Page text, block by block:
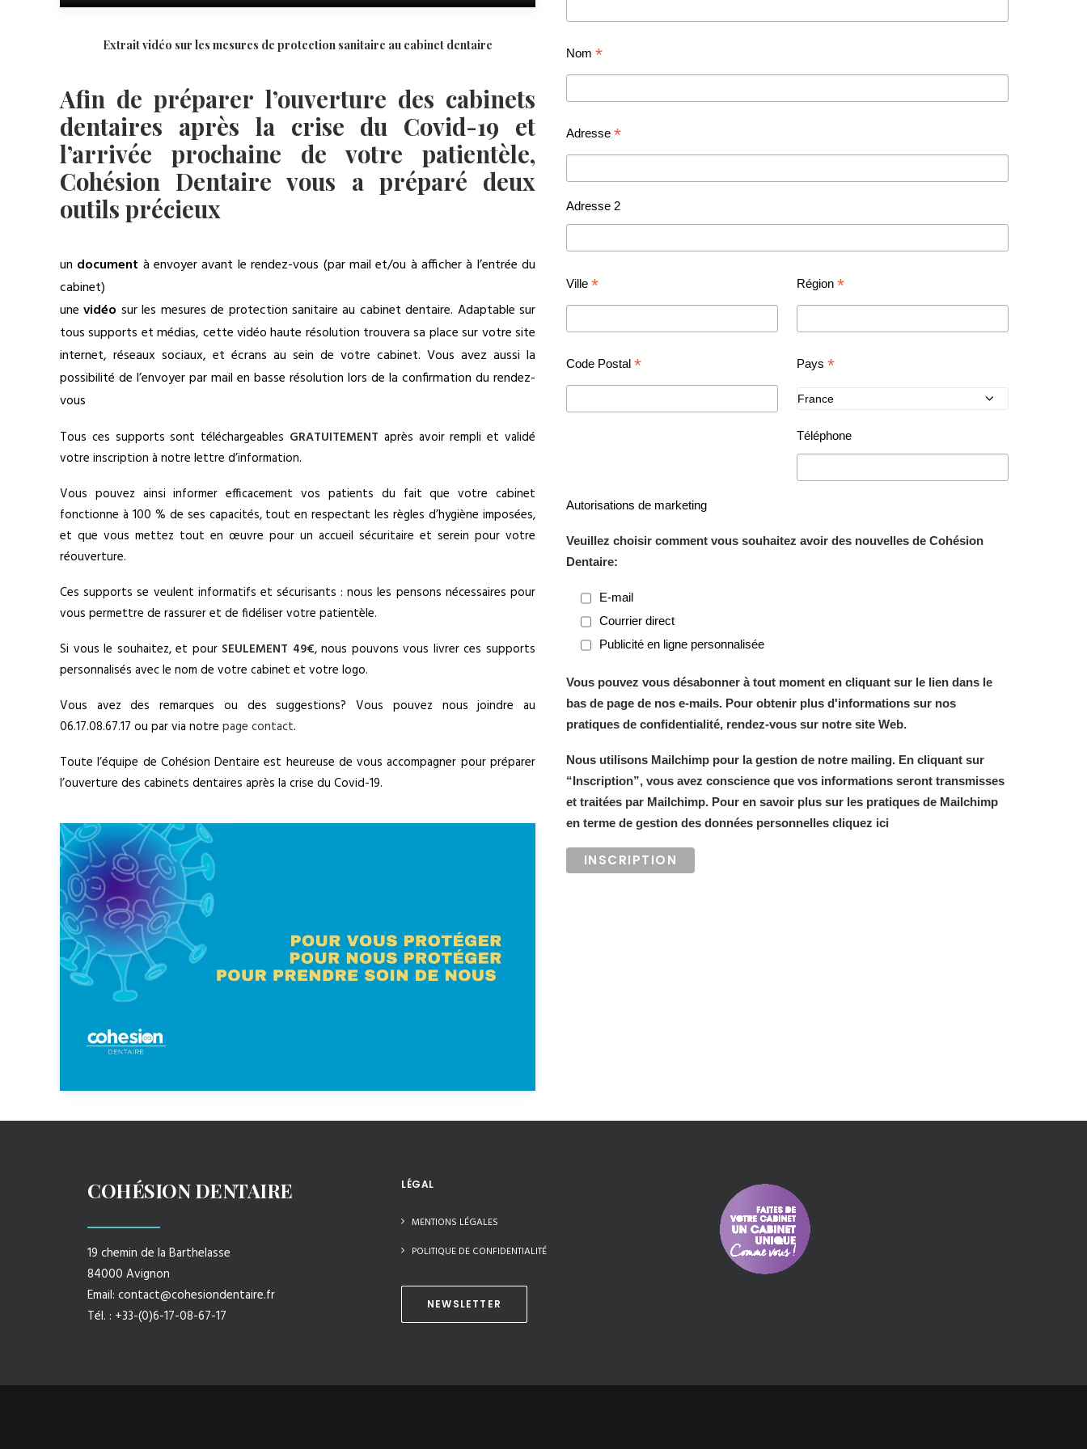
Extrait vidéo sur les mesures de protection sanitaire au cabinet dentaire
Afin de préparer l’ouverture des cabinets
dentaires après la crise du Covid-19 et
l’arrivée prochaine de votre patientèle,
Cohésion Dentaire vous a préparé deux
outils précieux
un document à envoyer avant le rendez-vous (par mail et/ou à afficher à l’entrée du
cabinet)
unevidéo sur les mesures de protection sanitaire au cabinet dentaire. Adaptable sur
tous supports et médias, cette vidéo haute résolution trouvera sa place sur votre site
internet, réseaux sociaux, et écrans au sein de votre cabinet. Vous avez aussi la
possibilité de l’envoyer par mail en basse résolution lors de la confirmation du rendez-
vous
Tous ces supports sont téléchargeables GRATUITEMENT après avoir rempli et validé
votre inscription à notre lettre d’information.
Vous pouvez ainsi informer efficacement vos patients du fait que votre cabinet
fonctionne à 100 % de ses capacités, tout en respectant les règles d’hygiène imposées,
et que vous mettez tout en œuvre pour un accueil sécuritaire et serein pour votre
réouverture.
Ces supports se veulent informatifs et sécurisants : nous les pensons nécessaires pour
vous permettre de rassurer et de fidéliser votre patientèle.
Si vous le souhaitez, et pour SEULEMENT 49€, nous pouvons vous livrer ces supports
personnalisés avec le nom de votre cabinet et votre logo.
Vous avez des remarques ou des suggestions? Vous pouvez nous joindre au
06.17.08.67.17 ou par via notre page contact.
Toute l’équipe de Cohésion Dentaire est heureuse de vous accompagner pour préparer
l’ouverture des cabinets dentaires après la crise du Covid-19.
Nom *
Adresse *
Adresse 2
Ville * Région *
Code Postal * Pays *
Téléphone
Autorisations de marketing
Veuillez choisir comment vous souhaitez avoir des nouvelles de Cohésion
Dentaire:
E-mail
Courrier direct
Publicité en ligne personnalisée
Vous pouvez vous désabonner à tout moment en cliquant sur le lien dans le
bas de page de nos e-mails. Pour obtenir plus d'informations sur nos
pratiques de confidentialité, rendez-vous sur notre site Web.
Nous utilisons Mailchimp pour la gestion de notre mailing. En cliquant sur
“Inscription”, vous avez conscience que vos informations seront transmisses
et traitées par Mailchimp. Pour en savoir plus sur les pratiques de Mailchimp
en terme de gestion des données personnelles cliquez ici
COHÉSION DENTAIRE
19 chemin de la Barthelasse
84000 Avignon
Email: contact@cohesiondentaire.fr
Tél. : +33-(0)6-17-08-67-17
LÉGAL
MENTIONS LÉGALES
POLITIQUE DE CONFIDENTIALITÉ
NEWSLETTER